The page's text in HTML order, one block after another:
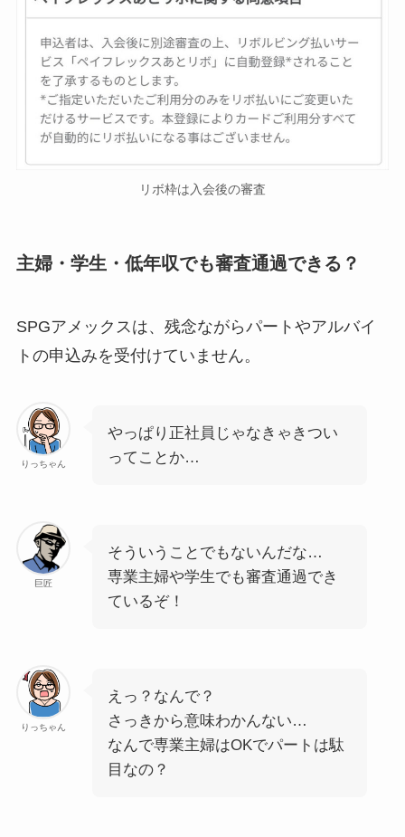
リボ枠は入会後の審査
主婦・学生・低年収でも審査通過できる？
SPGアメックスは、残念ながらパートやアルバイ
トの申込みを受付けていません。
りっちゃん
やっぱり正社員じゃなきゃきつい
ってことか…
巨匠
そういうことでもないんだな…
専業主婦や学生でも審査通過でき
ているぞ！
りっちゃん
えっ？なんで？
さっきから意味わかんない…
なんで専業主婦はOKでパートは駄
目なの？